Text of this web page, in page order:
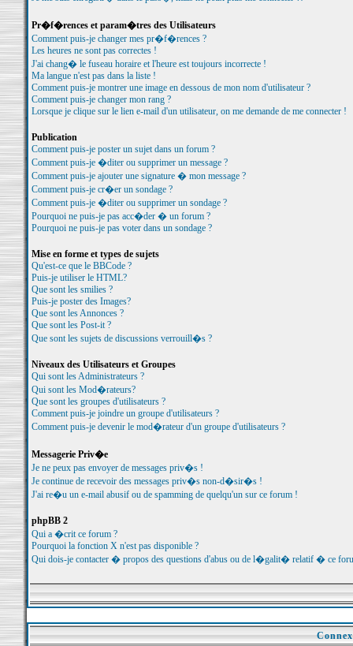
Pr�f�rences et param�tres des Utilisateurs
Comment puis-je changer mes pr�f�rences ?
Les heures ne sont pas correctes !
J'ai chang� le fuseau horaire et l'heure est toujours incorrecte !
Ma langue n'est pas dans la liste !
Comment puis-je montrer une image en dessous de mon nom d'utilisateur ?
Comment puis-je changer mon rang ?
Lorsque je clique sur le lien e-mail d'un utilisateur, on me demande de me connecter !
Publication
Comment puis-je poster un sujet dans un forum ?
Comment puis-je �diter ou supprimer un message ?
Comment puis-je ajouter une signature � mon message ?
Comment puis-je cr�er un sondage ?
Comment puis-je �diter ou supprimer un sondage ?
Pourquoi ne puis-je pas acc�der � un forum ?
Pourquoi ne puis-je pas voter dans un sondage ?
Mise en forme et types de sujets
Qu'est-ce que le BBCode ?
Puis-je utiliser le HTML?
Que sont les smilies ?
Puis-je poster des Images?
Que sont les Annonces ?
Que sont les Post-it ?
Que sont les sujets de discussions verrouill�s ?
Niveaux des Utilisateurs et Groupes
Qui sont les Administrateurs ?
Qui sont les Mod�rateurs?
Que sont les groupes d'utilisateurs ?
Comment puis-je joindre un groupe d'utilisateurs ?
Comment puis-je devenir le mod�rateur d'un groupe d'utilisateurs ?
Messagerie Priv�e
Je ne peux pas envoyer de messages priv�s !
Je continue de recevoir des messages priv�s non-d�sir�s !
J'ai re�u un e-mail abusif ou de spamming de quelqu'un sur ce forum !
phpBB 2
Qui a �crit ce forum ?
Pourquoi la fonction X n'est pas disponible ?
Qui dois-je contacter � propos des questions d'abus ou de l�galit� relatif � ce